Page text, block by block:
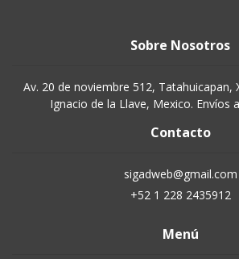
Sobre Nosotros
Av. 20 de noviembre 512, Tatahuicapan,
Ignacio de la Llave, Mexico. Envíos
Contacto
sigadweb@gmail.com
+52 1 228 2435912
Menú